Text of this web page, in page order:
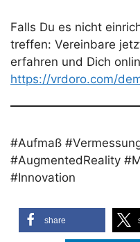
Falls Du es nicht
treffen: Vereinbare
erfahren und Dich
https://vrdoro.com/
#Aufmaß
#AugmentedReality
#Innovation
share